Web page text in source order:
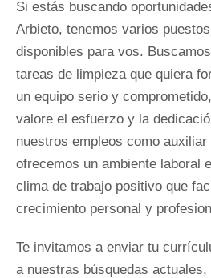
Si estás buscando
Arbieto, tenemos varios
disponibles para vos.
tareas de limpieza que quiera
un equipo serio y
valore el esfuerzo y la
nuestros empleos como auxiliar
ofrecemos un ambiente laboral
clima de trabajo positivo que
crecimiento personal y
Te invitamos a enviar tu
a nuestras búsquedas actuales,